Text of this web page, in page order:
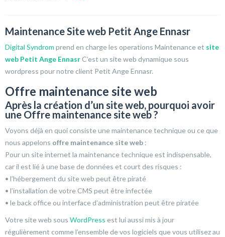
Maintenance Site web Petit Ange Ennasr
Digital Syndrom prend en charge les operations Maintenance et site
web Petit Ange EnnasrC’est un site web dynamique sous
wordpress pour notre client Petit Ange Ennasr.
Offre maintenance site web
Après la création d’un site web, pourquoi avoir
une Offre maintenance site web ?
Voyons déjà en quoi consiste une maintenance technique ou ce que
nous appelons offre maintenance site web :
Pour un site internet la maintenance technique est indispensable,
car il est lié à une base de données et court des risques :
• l’hébergement du site web peut être piraté
• l’installation de votre CMS peut être infectée
• le back office ou interface d’administration peut être piratée
Votre site web sous WordPress est lui aussi mis à jour
régulièrement comme l’ensemble de vos logiciels que vous utilisez au